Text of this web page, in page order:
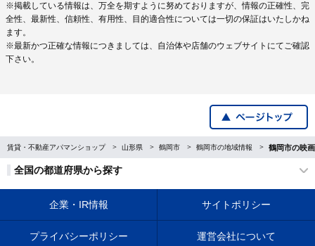
※掲載している情報は、万全を期すように努めておりますが、情報の正確性、完
全性、最新性、信頼性、有用性、目的適合性については一切の保証はいたしかね
ます。
※最新かつ正確な情報につきましては、自治体や店舗のウェブサイトにてご確認
下さい。
賃貸・不動産アパマンショップ 山形県 鶴岡市 鶴岡市の地域情報 鶴岡市の映
全国の都道府県から探す
企業・IR情報 サイトポリシー
プライバシーポリシー 運営会社について